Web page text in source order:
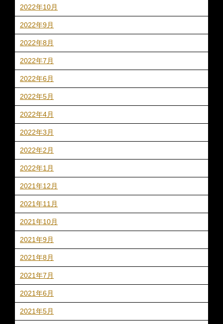
2022年10月
2022年9月
2022年8月
2022年7月
2022年6月
2022年5月
2022年4月
2022年3月
2022年2月
2022年1月
2021年12月
2021年11月
2021年10月
2021年9月
2021年8月
2021年7月
2021年6月
2021年5月